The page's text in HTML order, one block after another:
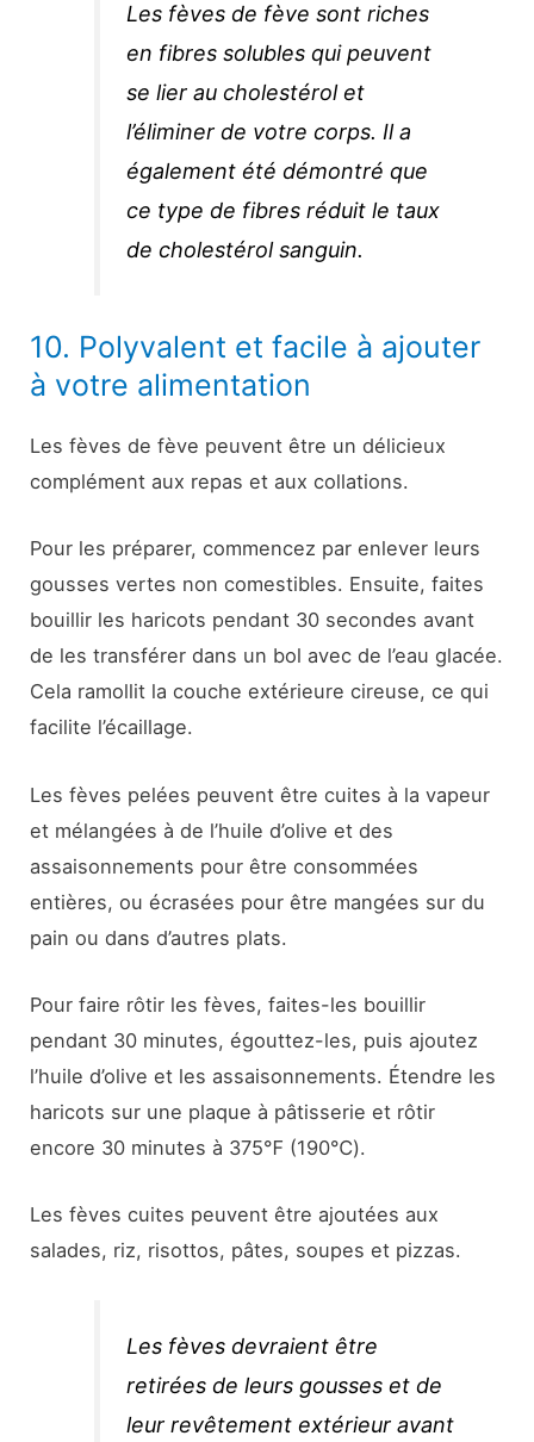
Les fèves de fève sont riches
en fibres solubles qui peuvent
se lier au cholestérol et
l’éliminer de votre corps. Il a
également été démontré que
ce type de fibres réduit le taux
de cholestérol sanguin.
10. Polyvalent et facile à ajouter
à votre alimentation
Les fèves de fève peuvent être un délicieux
complément aux repas et aux collations.
Pour les préparer, commencez par enlever leurs
gousses vertes non comestibles. Ensuite, faites
bouillir les haricots pendant 30 secondes avant
de les transférer dans un bol avec de l’eau glacée.
Cela ramollit la couche extérieure cireuse, ce qui
facilite l’écaillage.
Les fèves pelées peuvent être cuites à la vapeur
et mélangées à de l’huile d’olive et des
assaisonnements pour être consommées
entières, ou écrasées pour être mangées sur du
pain ou dans d’autres plats.
Pour faire rôtir les fèves, faites-les bouillir
pendant 30 minutes, égouttez-les, puis ajoutez
l’huile d’olive et les assaisonnements. Étendre les
haricots sur une plaque à pâtisserie et rôtir
encore 30 minutes à 375℉ (190℃).
Les fèves cuites peuvent être ajoutées aux
salades, riz, risottos, pâtes, soupes et pizzas.
Les fèves devraient être
retirées de leurs gousses et de
leur revêtement extérieur avant